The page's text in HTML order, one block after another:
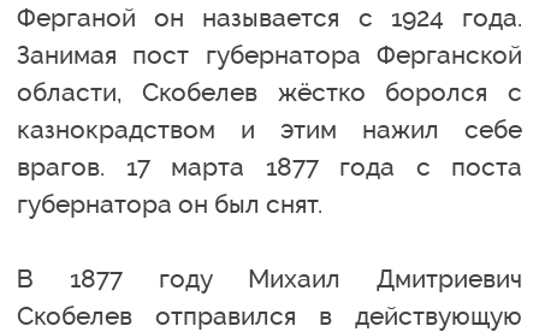
Ферганой он называется с 1924 года.
Занимая пост губернатора Ферганской
области, Скобелев жёстко боролся с
казнокрадством и этим нажил себе
врагов. 17 марта 1877 года с поста
губернатора он был снят.
В 1877 году Михаил Дмитриевич
Скобелев отправился в действующую